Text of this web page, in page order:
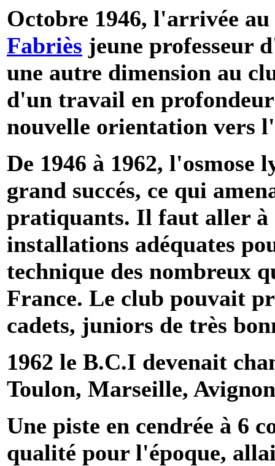
Octobre 1946, l'arrivée
Fabriès jeune professeur
une autre dimension au
d'un travail en profondeur
nouvelle orientation vers
De 1946 à 1962, l'osmose
grand succés, ce qui
pratiquants. Il faut aller à
installations adéquates
technique des nombreux
France. Le club pouvait
cadets, juniors de très
1962 le B.C.I devenait
Toulon, Marseille,
Une piste en cendrée à 6
qualité pour l'époque,